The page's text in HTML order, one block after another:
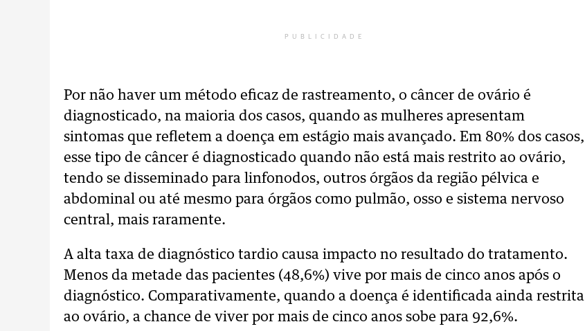
PUBLICIDADE
Por não haver um método eficaz de rastreamento, o câncer de ovário é
diagnosticado, na maioria dos casos, quando as mulheres apresentam
sintomas que refletem a doença em estágio mais avançado. Em 80% dos casos,
esse tipo de câncer é diagnosticado quando não está mais restrito ao ovário,
tendo se disseminado para linfonodos, outros órgãos da região pélvica e
abdominal ou até mesmo para órgãos como pulmão, osso e sistema nervoso
central, mais raramente.
A alta taxa de diagnóstico tardio causa impacto no resultado do tratamento.
Menos da metade das pacientes (48,6%) vive por mais de cinco anos após o
diagnóstico. Comparativamente, quando a doença é identificada ainda restrita
ao ovário, a chance de viver por mais de cinco anos sobe para 92,6%.